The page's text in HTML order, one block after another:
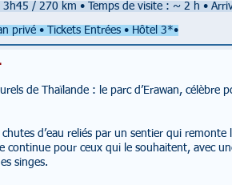
/ 270 km • Temps de visite : ~ 2 h •
privé • Tickets Entrées • Hôtel 3*•
de Thaïlande : le parc d’Erawan, célèbre
d’eau reliés par un sentier qui remonte
continue pour ceux qui le souhaitent, avec
singes.